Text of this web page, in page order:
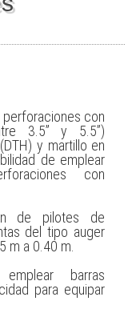
con
3.5” y 5.5”)
y martillo en
de emplear
con
de pilotes de
del tipo auger
m a 0.40 m.
barras
para equipar